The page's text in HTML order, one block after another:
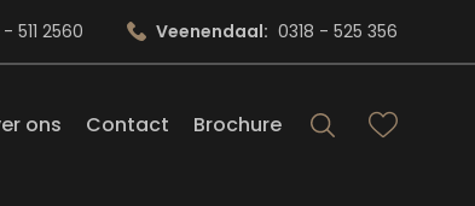
ons Contact Brochure
511 2560 Veenendaal: 0318 - 525 356